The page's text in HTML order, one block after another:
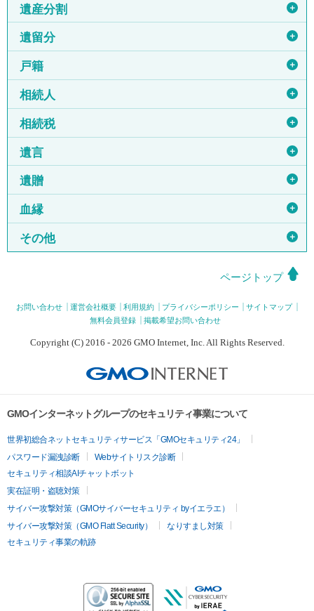
遺産分割 ＋
遺留分 ＋
戸籍 ＋
相続人 ＋
相続税 ＋
遺言 ＋
遺贈 ＋
血縁 ＋
その他 ＋
ページトップ
お問い合わせ 運営会社概要 利用規約 プライバシーポリシー
サイトマップ
無料会員登録
掲載希望お問い合わせ
Copyright (C) 2016 - 2026 GMO Internet, Inc. All Rights Reserved.
GMOインターネットグループのセキュリティ事業について
世界初総合ネットセキュリティサービス「GMOセキュリティ24」
パスワード漏洩診断
Webサイトリスク診断
セキュリティ相談AIチャットボット
実在証明・盗聴対策
サイバー攻撃対策（GMOサイバーセキュリティ byイエラエ）
サイバー攻撃対策（GMO Flatt Security）
なりすまし対策
セキュリティ事業の軌跡